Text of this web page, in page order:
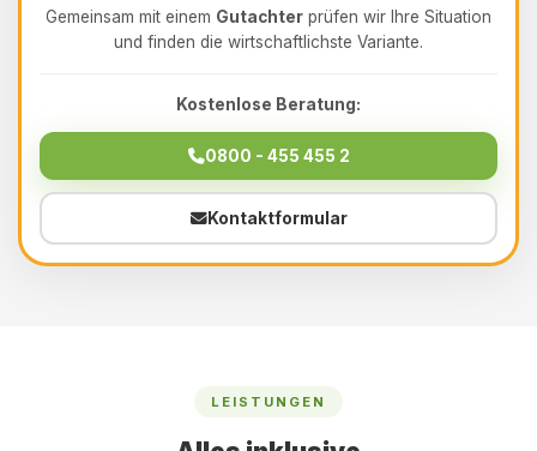
Gemeinsam mit einem Gutachter prüfen wir Ihre Situation
und finden die wirtschaftlichste Variante.
Kostenlose Beratung:
0800 - 455 455 2
Kontaktformular
LEISTUNGEN